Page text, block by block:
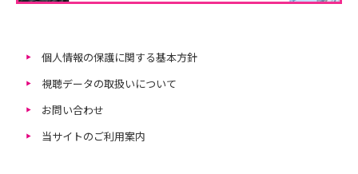
個人情報の保護に関する基本方針
視聴データの取扱いについて
お問い合わせ
当サイトのご利用案内